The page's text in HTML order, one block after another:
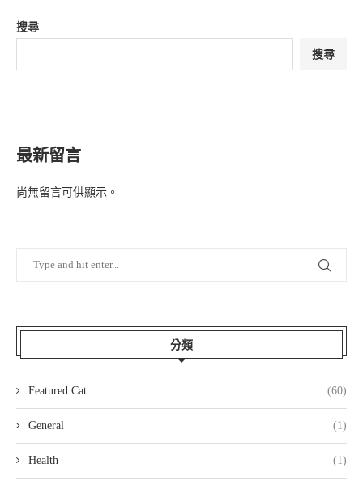
搜尋
搜尋
最新留言
尚無留言可供顯示。
分類
Featured Cat (60)
General (1)
Health (1)